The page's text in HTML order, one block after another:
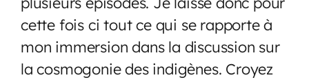
cette fois ci tout ce qui se rapporte à
mon immersion dans la discussion sur
la cosmogonie des indigènes. Croyez